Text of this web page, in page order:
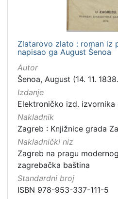
Zlatarovo zlato : roman iz
napisao ga August Šenoa
Autor
Šenoa, August (14. 11.
Izdanje
Elektroničko izd. izvornika
Nakladnik
Zagreb : Knjižnice grada
Nakladnički niz
Zagreb na pragu
zagrebačka baština
Standardni broj
ISBN 978-953-337-111-5